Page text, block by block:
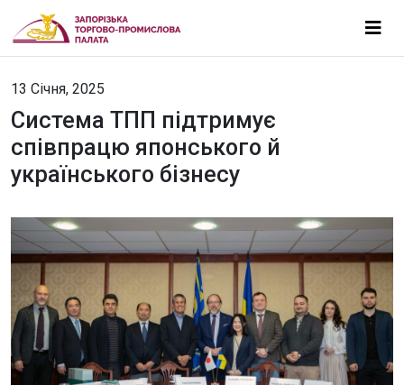
13 Січня, 2025
Система ТПП підтримує
співпрацю японського й
українського бізнесу